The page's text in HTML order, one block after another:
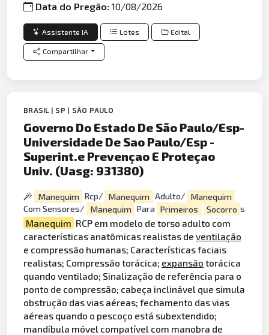
Data do Pregão:10/08/2026
Assistente IA Lotes Edital
Compartilhar
BRASIL | SP | SÃO PAULO
Governo Do Estado De São Paulo/Esp-
Universidade De Sao Paulo/Esp -
Superint.e Prevençao E Proteçao
Univ. (Uasg: 931380)
Manequim Rcp/ Manequim Adulto/ Manequim
Com Sensores/
Manequim Para Primeiros Socorro s
Manequim RCP em modelo de torso adulto com
características anatômicas realistas deventilação
e compressão humanas; Características faciais
realistas; Compressão torácica; expansão torácica
quando ventilado; Sinalização de referência para o
ponto de compressão; cabeça inclinável que simula
obstrução das vias aéreas; fechamento das vias
aéreas quando o pescoço está subextendido;
mandíbula móvel compatível com manobra de